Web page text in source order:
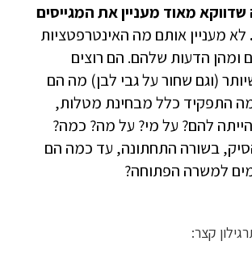
שדווקא מאוד מעניין את המגייסים
לא מעניין אותם מה האינטרפטציות
ומהן הדעות שלהם. הם רוצים
(וגם שחור על גבי לבן) מה הם
התפקיד כלל מבחינת מטלות,
להם? על מי? על מה? כמה?
בשורה התחתונה, עד כמה הם
למשרה הפתוחה?
קצר: